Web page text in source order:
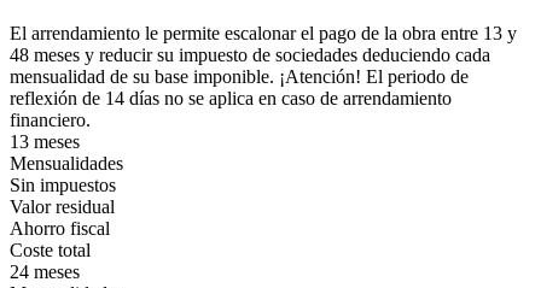
El arrendamiento le permite escalonar el pago de la obra entre 13 y
48 meses y reducir su impuesto de sociedades deduciendo cada
mensualidad de su base imponible. ¡Atención! El periodo de
reflexión de 14 días no se aplica en caso de arrendamiento
financiero.
13 meses
Mensualidades
Sin impuestos
Valor residual
Ahorro fiscal
Coste total
24 meses